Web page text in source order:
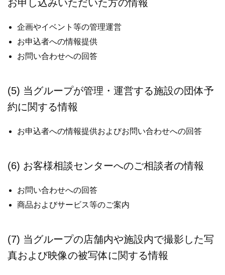
お申し込みいただいた方の情報
企画やイベント等の管理運営
お申込者への情報提供
お問い合わせへの回答
(5) 当グループが管理・運営する施設の団体予
約に関する情報
お申込者への情報提供およびお問い合わせへの回答
(6) お客様相談センターへのご相談者の情報
お問い合わせへの回答
商品およびサービス等のご案内
(7) 当グループの店舗内や施設内で撮影した写
真および映像の被写体に関する情報